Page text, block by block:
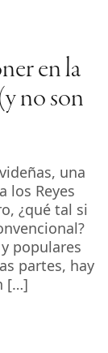
en la
no son
una
los Reyes
¿qué tal si
populares
partes, hay
[…]